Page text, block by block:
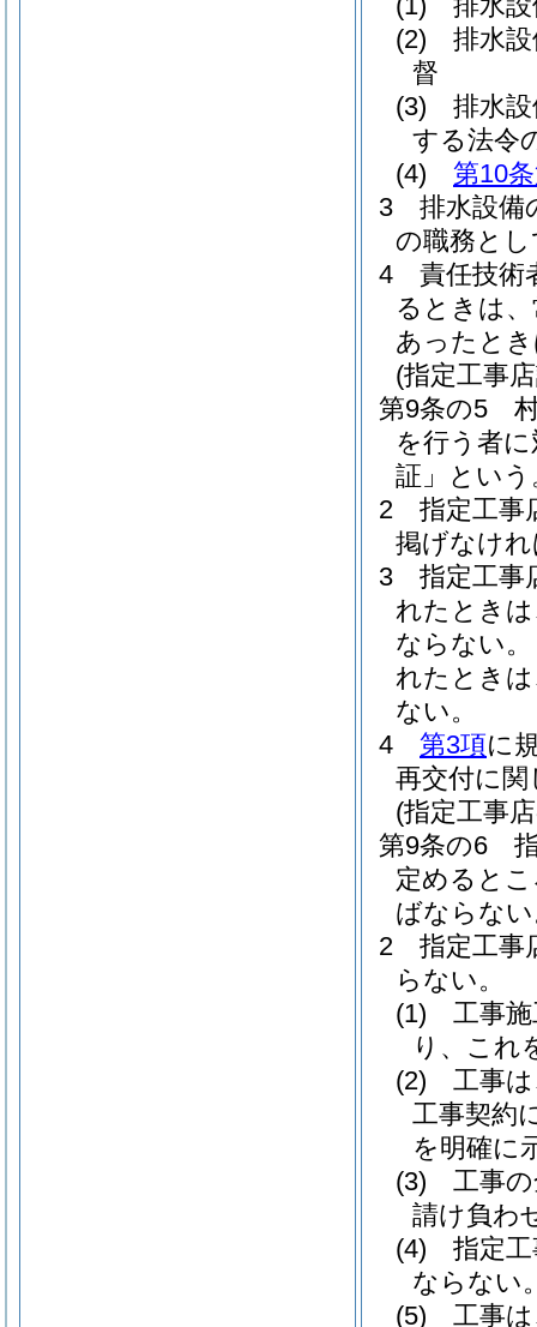
(2)
排水
督
(3)
排水
する法令
(4)
第10
3
排水設備
の職務と
4
責任技術
るときは
あったと
(指定工事
第9条の5
を行う者
証」という
2
指定工事
掲げなけ
3
指定工事
れたとき
ならない。
れたとき
ない。
4
第3項に
再交付に
(指定工事
第9条の6
定めると
ばならな
2
指定工事
らない。
(1)
工事
り、これ
(2)
工事
工事契約
を明確に
(3)
工事
請け負わ
(4)
指定
ならない
(5)
工事